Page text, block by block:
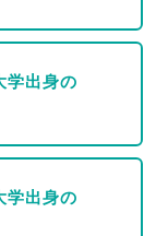
学出身の
学出身の